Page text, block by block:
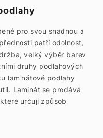
pro svou snadnou a
patří odolnost,
velký výběr barev
druhy podlahových
laminátové podlahy
Laminát se prodává
určují způsob